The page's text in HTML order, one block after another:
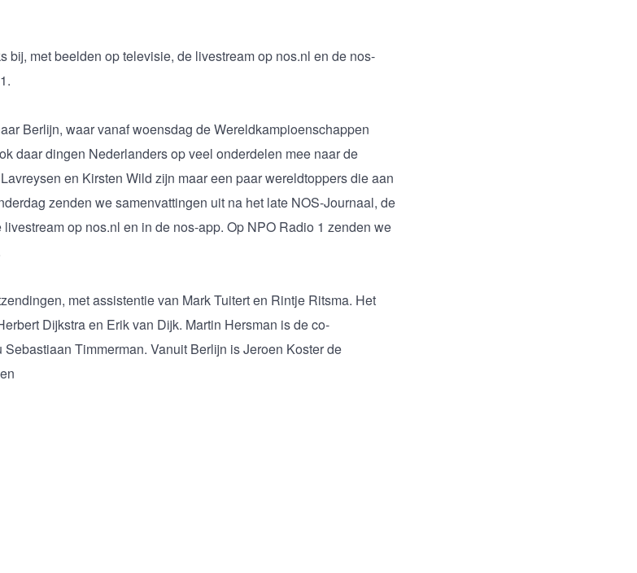
bij, met beelden op televisie, de livestream op nos.nl en de nos-
Berlijn, waar vanaf woensdag de Wereldkampioenschappen
daar dingen Nederlanders op veel onderdelen mee naar de
en Kirsten Wild zijn maar een paar wereldtoppers die aan
zenden we samenvattingen uit na het late NOS-Journaal, de
op nos.nl en in de nos-app. Op NPO Radio 1 zenden we
met assistentie van Mark Tuitert en Rintje Ritsma. Het
Dijkstra en Erik van Dijk. Martin Hersman is de co-
Timmerman. Vanuit Berlijn is Jeroen Koster de